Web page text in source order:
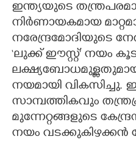
ഇന്ത്യയുടെ
നിർണായകമായ
നരേന്ദ്രമോദിയുടെ
‘ലുക്ക് ഈസ്റ്റ്’ നയം
ലക്ഷ്യബോധമുള്ളതുമായ
നയമായി വികസിച്ചു.
സാമ്പത്തികവും
മുന്നേറ്റങ്ങളുടെ
നയം വടക്കുകിഴക്കൻ